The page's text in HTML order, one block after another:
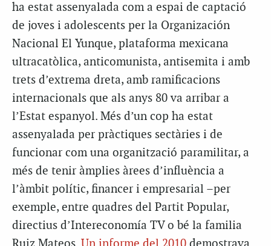
ha estat assenyalada com a espai de captació
de joves i adolescents per la Organización
Nacional El Yunque, plataforma mexicana
ultracatòlica, anticomunista, antisemita i amb
trets d’extrema dreta, amb ramificacions
internacionals que als anys 80 va arribar a
l’Estat espanyol. Més d’un cop ha estat
assenyalada per pràctiques sectàries i de
funcionar com una organització paramilitar, a
més de tenir àmplies àrees d’influència a
l’àmbit polític, financer i empresarial –per
exemple, entre quadres del Partit Popular,
directius d’Intereconomía TV o bé la familia